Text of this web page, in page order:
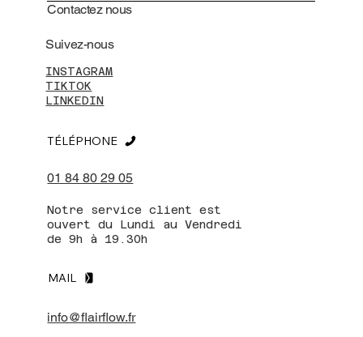
Contactez nous
INSTAGRAM
TIKTOK
LINKEDIN
Suivez-nous
01 84 80 29 05
TÉLÉPHONE
Notre service client est
ouvert du Lundi au Vendredi
de 9h à 19.30h
MAIL
info@flairflow.fr